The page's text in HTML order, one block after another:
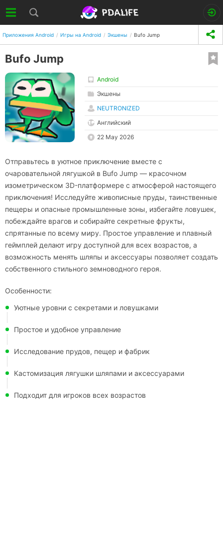
Приложения Android Игры на Android Экшены Bufo Jump
Bufo Jump
Android
Экшены
NEUTRONIZED
Английский
22 May 2026
Отправьтесь в уютное приключение вместе с
очаровательной лягушкой в Bufo Jump — красочном
изометрическом 3D-платформере с атмосферой настоящего
приключения! Исследуйте живописные пруды, таинственные
пещеры и опасные промышленные зоны, избегайте ловушек,
побеждайте врагов и собирайте секретные фрукты,
спрятанные по всему миру. Простое управление и плавный
геймплей делают игру доступной для всех возрастов, а
возможность менять шляпы и аксессуары позволяет создать
собственного стильного земноводного героя.
Особенности:
Уютные уровни с секретами и ловушками
Простое и удобное управление
Исследование прудов, пещер и фабрик
Кастомизация лягушки шляпами и аксессуарами
Подходит для игроков всех возрастов